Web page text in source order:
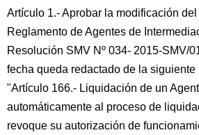
Artículo 1.- Aprobar la modificación del
Reglamento de Agentes de
Resolución SMV Nº 034- 2015-SMV/
fecha queda redactado de la siguiente
"Artículo 166.- Liquidación de un
automáticamente al proceso de
revoque su autorización de